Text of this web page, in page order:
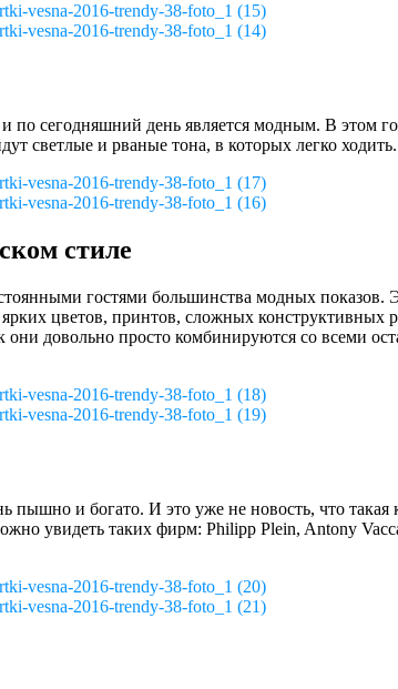
vesna-2016-trendy-38-foto_1 (15)
vesna-2016-trendy-38-foto_1 (14)
сегодняшний день является модным. В этом
светлые и рваные тона, в которых легко ходить.
vesna-2016-trendy-38-foto_1 (17)
vesna-2016-trendy-38-foto_1 (16)
стиле
гостями большинства модных
цветов, принтов, сложных
довольно просто комбинируются со всеми
vesna-2016-trendy-38-foto_1 (18)
vesna-2016-trendy-38-foto_1 (19)
пышно и богато. И это уже не новость, что
увидеть таких фирм: Philipp Plein, Antony
vesna-2016-trendy-38-foto_1 (20)
vesna-2016-trendy-38-foto_1 (21)